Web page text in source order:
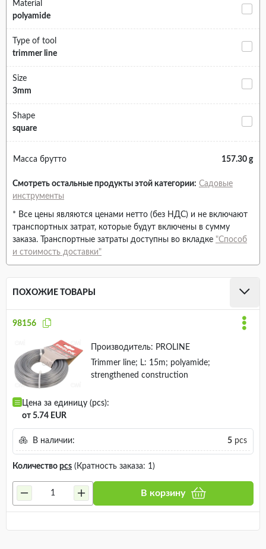
Material
polyamide
Type of tool
trimmer line
Size
3mm
Shape
square
Масса брутто 157.30 g
Смотреть остальные продукты этой категории: Садовые
инструменты
* Все цены являются ценами нетто (без НДС) и не включают
транспортных затрат, которые будут включены в сумму
заказа. Транспортные затраты доступны во вкладке "Способ
и стоимость доставки"
ПОХОЖИЕ ТОВАРЫ
98156
Производитель: PROLINE
Trimmer line; L: 15m; polyamide;
strengthened construction
Цена за единицу (pcs):
от 5.74 EUR
В наличии: 5 pcs
Количество pcs (Кратность заказа: 1)
В корзину